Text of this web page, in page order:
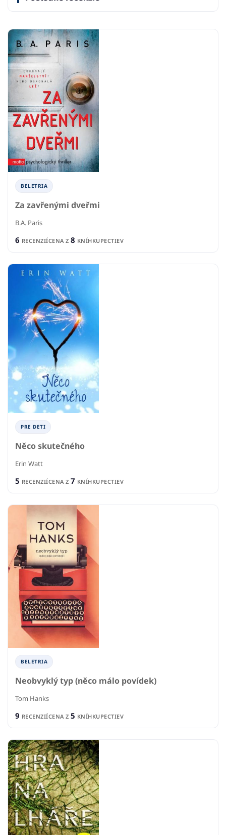
BELETRIA
Za zavřenými dveřmi
B.A. Paris
6 RECENZIÍCENA Z 8 KNÍHKUPECTIEV
PRE DETI
Něco skutečného
Erin Watt
5 RECENZIÍCENA Z 7 KNÍHKUPECTIEV
BELETRIA
Neobvyklý typ (něco málo povídek)
Tom Hanks
9 RECENZIÍCENA Z 5 KNÍHKUPECTIEV